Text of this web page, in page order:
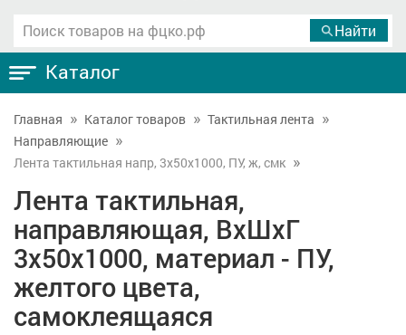
Каталог
Главная Каталог товаров
Тактильная лента
Направляющие
Лента тактильная напр, 3х50х1000, ПУ, ж, смк
Лента тактильная,
направляющая, ВхШхГ
3х50х1000, материал - ПУ,
желтого цвета,
самоклеящаяся